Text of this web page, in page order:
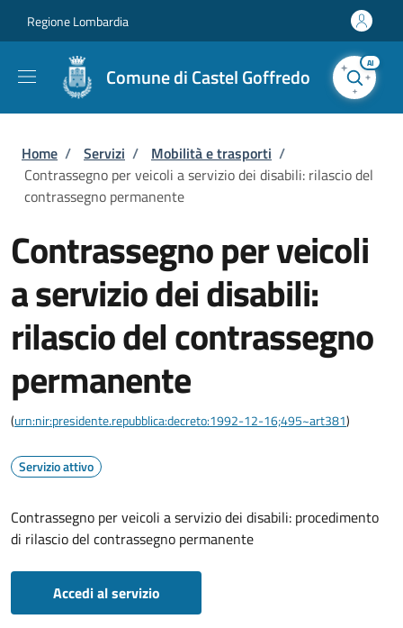
Regione Lombardia
Comune di Castel Goffredo
AI
Briciole di pane
Home / Servizi / Mobilità e trasporti /
Contrassegno per veicoli a servizio dei disabili: rilascio del
contrassegno permanente
Contrassegno per veicoli
a servizio dei disabili:
rilascio del contrassegno
permanente
(urn:nir:presidente.repubblica:decreto:1992-12-16;495~art381)
Servizio attivo
Contrassegno per veicoli a servizio dei disabili: procedimento
di rilascio del contrassegno permanente
Accedi al servizio